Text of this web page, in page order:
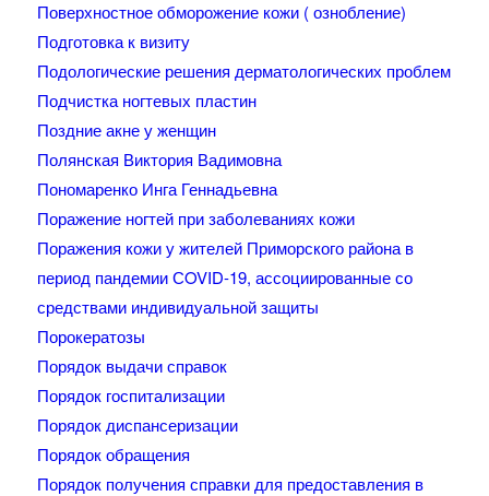
Поверхностное обморожение кожи ( ознобление)
Подготовка к визиту
Подологические решения дерматологических проблем
Подчистка ногтевых пластин
Поздние акне у женщин
Полянская Виктория Вадимовна
Пономаренко Инга Геннадьевна
Поражение ногтей при заболеваниях кожи
Поражения кожи у жителей Приморского района в
период пандемии СOVID-19, ассоциированные со
средствами индивидуальной защиты
Порокератозы
Порядок выдачи справок
Порядок госпитализации
Порядок диспансеризации
Порядок обращения
Порядок получения справки для предоставления в